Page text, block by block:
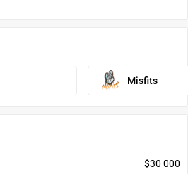
Misfits
$30 000